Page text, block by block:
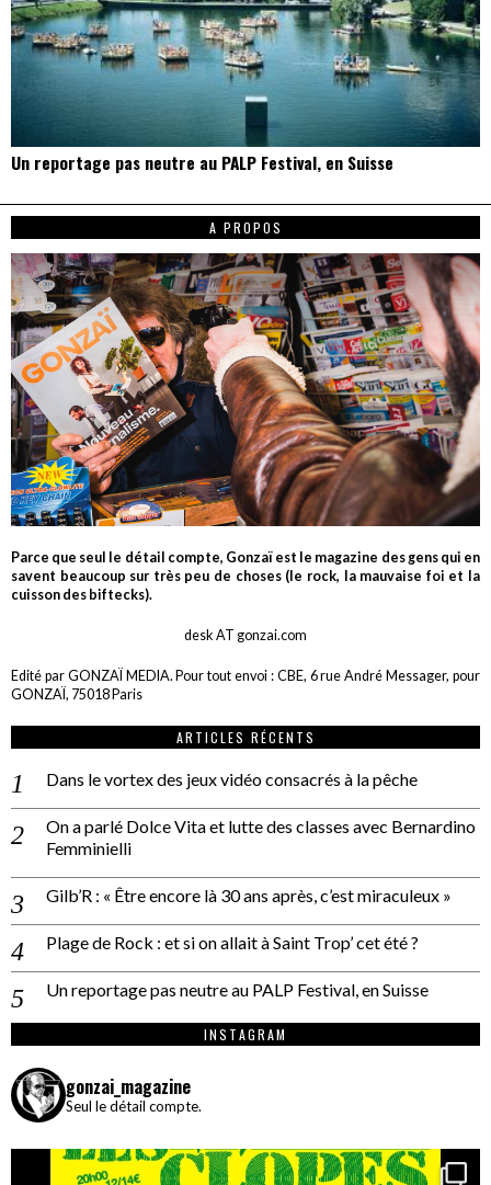
Un reportage pas neutre au PALP Festival, en Suisse
A PROPOS
Parce que seul le détail compte, Gonzaï est le magazine des gens qui en
savent beaucoup sur très peu de choses (le rock, la mauvaise foi et la
cuisson des biftecks).
desk AT gonzai.com
Edité par GONZAÏ MEDIA. Pour tout envoi : CBE, 6 rue André Messager, pour
GONZAÏ, 75018 Paris
ARTICLES RÉCENTS
Dans le vortex des jeux vidéo consacrés à la pêche
On a parlé Dolce Vita et lutte des classes avec Bernardino
Femminielli
Gilb’R : « Être encore là 30 ans après, c’est miraculeux »
Plage de Rock : et si on allait à Saint Trop’ cet été ?
Un reportage pas neutre au PALP Festival, en Suisse
INSTAGRAM
gonzai_magazine
Seul le détail compte.